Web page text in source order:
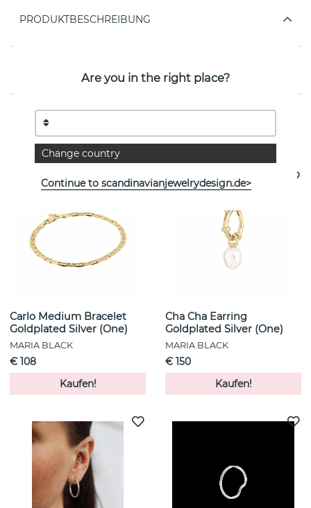
PRODUKTBESCHREIBUNG
Weitere Artikel ansehen
Carlo Medium Bracelet
Goldplated Silver (One)
MARIA BLACK
€ 108
Kaufen!
Cha Cha Earring
Goldplated Silver (One)
MARIA BLACK
€ 150
Kaufen!
Are you in the right place?
Change country
Continue to scandinavianjewelrydesign.de>